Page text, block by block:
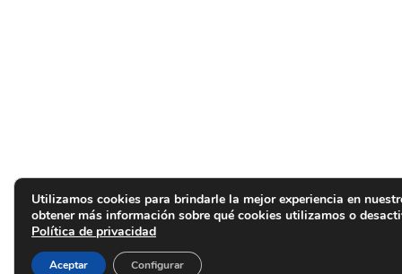
Utilizamos cookies para brindarle la mejor experiencia en
obtener más información sobre qué cookies utilizamos o
Política de privacidad
Aceptar Configurar